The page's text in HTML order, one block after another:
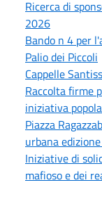
Ricerca di
2026
Bando n 4 per
Palio dei Piccoli
Cappelle
Raccolta firme
iniziativa
Piazza
urbana
Iniziative di
mafioso e dei